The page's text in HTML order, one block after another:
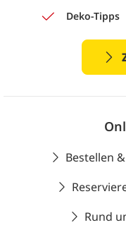
Deko-Tipps
Bestellen
Rund